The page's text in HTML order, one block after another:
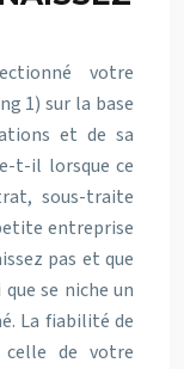
votre
1) sur la base
et de sa
t-il lorsque ce
sous-traite
entreprise
pas et que
que se niche un
La fiabilité de
celle de votre